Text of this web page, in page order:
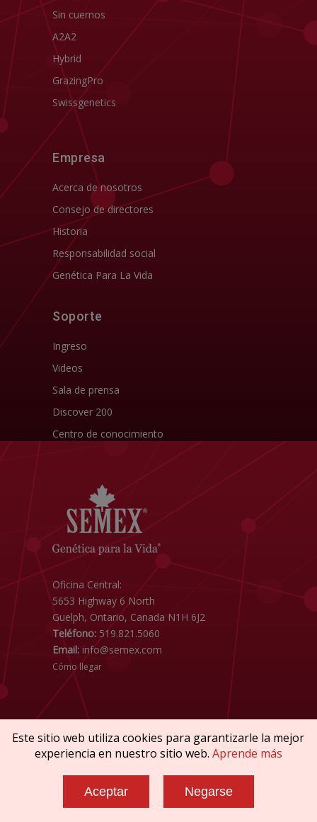
Sin cuernos
A2A2
Hybrid
GrazingPro
Swissgenetics
Empresa
Acerca de nosotros
Consejo de directores
Historia
Responsabilidad social
Genética Para La Vida
Soporte
Ingreso
Videos
Sala de prensa
Discover 200
Centro de conocimiento
Oficina Central:
5653 Highway 6 North
Guelph, Ontario, Canada N1H 6J2
Teléfono: 519.821.5060
Email: info@semex.com
Cómo llegar
Copyright © 2026 SEMEX. Todos los derechos
Reglamentos & Conformidad
Este sitio web utiliza cookies para garantizarle la mejor
experiencia en nuestro sitio web. Aprende más
Aceptar Negarse